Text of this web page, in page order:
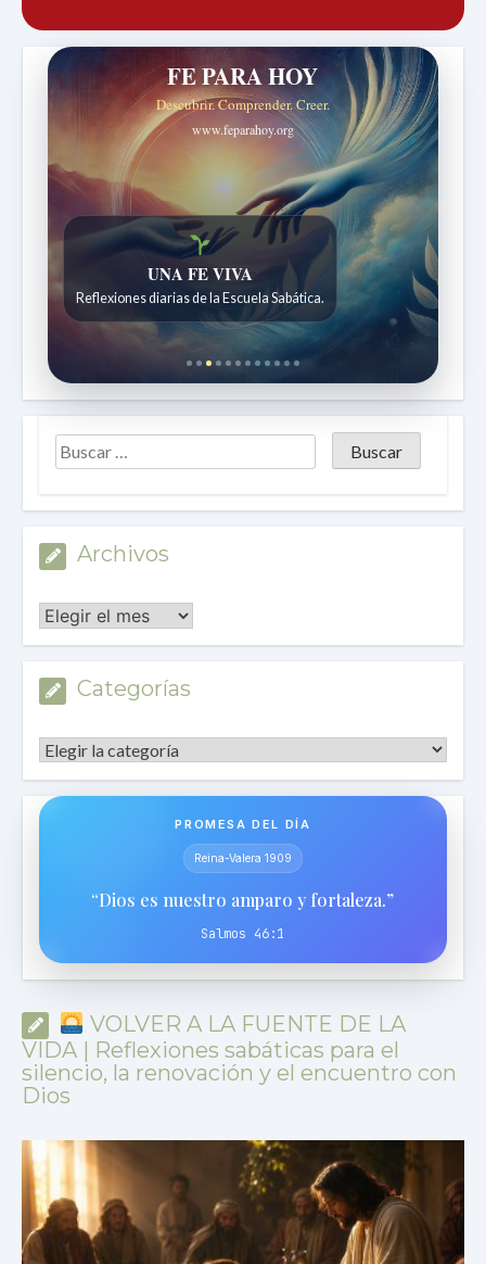
FE PARA HOY
Descubrir. Comprender. Creer.
www.feparahoy.org
Historias bíblicas para maravillarse
Historias bíblicas para niños de 7 a 12 años.
Archivos
Archivos
Categorías
Categorías
PROMESA DEL DÍA
Reina-Valera 1909
“Dios es nuestro amparo y fortaleza.”
Salmos 46:1
VOLVER A LA FUENTE DE LA
VIDA | Reflexiones sabáticas para el
silencio, la renovación y el encuentro con
Dios